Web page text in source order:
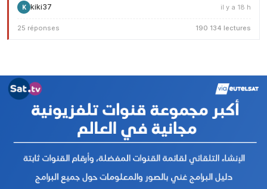
K kiki37 il y a 18 h
25 réponses 190 134 lectures